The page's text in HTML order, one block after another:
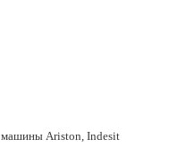
машины Ariston, Indesit